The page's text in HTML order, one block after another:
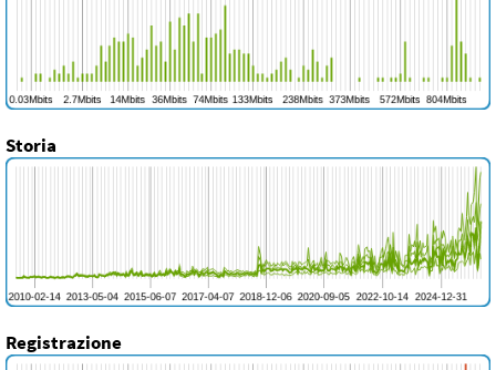
Storia
Registrazione